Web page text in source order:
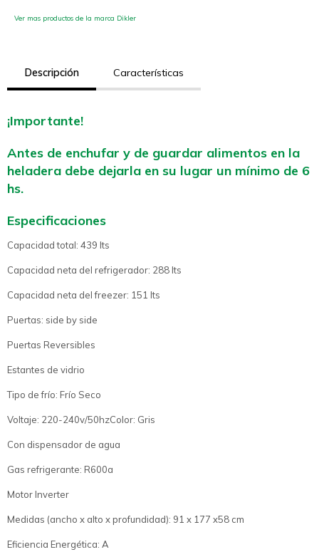
Ver mas productos de la marca Dikler
Descripción Características
¡Importante!
Antes de enchufar y de guardar alimentos en la
heladera debe dejarla en su lugar un mínimo de 6
hs.
Especificaciones
Capacidad total: 439 lts
Capacidad neta del refrigerador: 288 lts
Capacidad neta del freezer: 151 lts
Puertas: side by side
Puertas Reversibles
Estantes de vidrio
Tipo de frío: Frío Seco
Voltaje: 220-240v/50hzColor: Gris
Con dispensador de agua
Gas refrigerante: R600a
Motor Inverter
Medidas (ancho x alto x profundidad): 91 x 177 x58 cm
Eficiencia Energética: A